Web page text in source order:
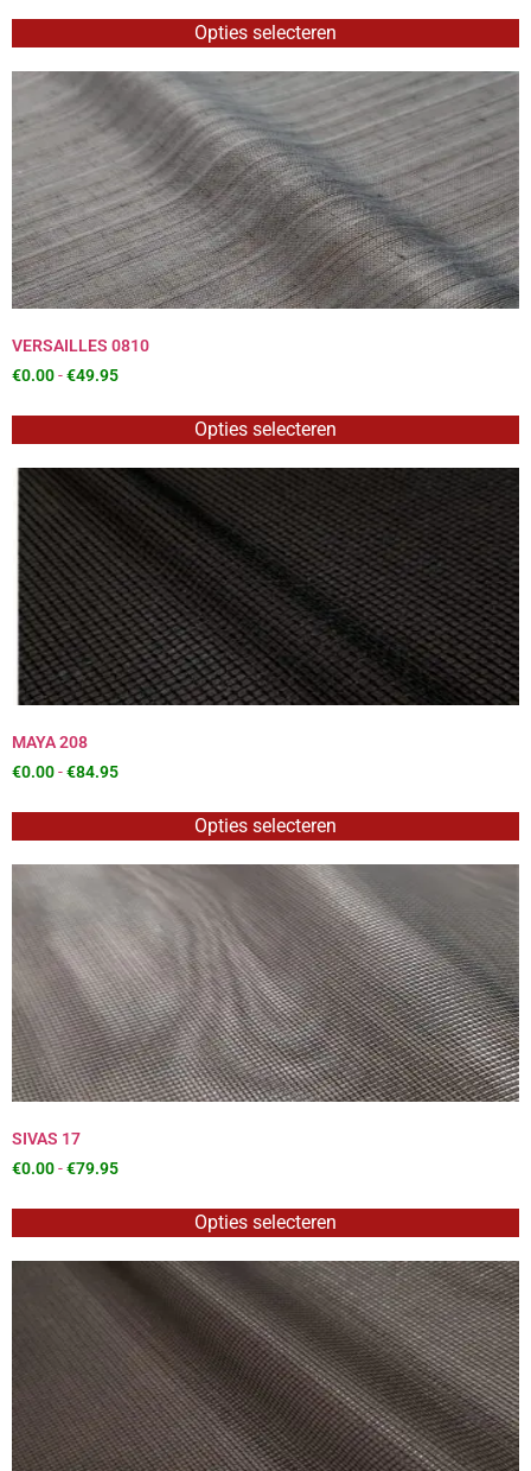
Opties selecteren
VERSAILLES 0810
€0.00-€49.95
Opties selecteren
MAYA 208
€0.00-€84.95
Opties selecteren
SIVAS 17
€0.00-€79.95
Opties selecteren